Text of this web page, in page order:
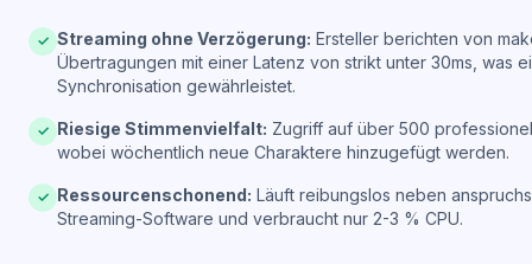
✓ Streaming ohne Verzögerung: Ersteller berichten von
Übertragungen mit einer Latenz von strikt unter 30ms, was
Synchronisation gewährleistet.
✓ Riesige Stimmenvielfalt: Zugriff auf über 500
wobei wöchentlich neue Charaktere hinzugefügt werden.
✓ Ressourcenschonend: Läuft reibungslos neben
Streaming-Software und verbraucht nur 2-3 % CPU.